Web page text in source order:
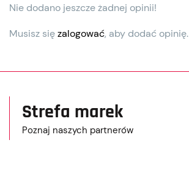
Nie dodano jeszcze żadnej opinii!
Musisz sięzalogować, aby dodać opinię.
Strefa marek
Poznaj naszych partnerów